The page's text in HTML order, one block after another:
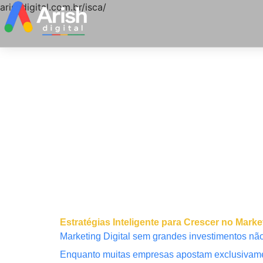
arishdigital.com.br/isca/
Estratégias Inteligente para Crescer no
Marketing Digital sem grandes investimentos
Enquanto muitas empresas apostam